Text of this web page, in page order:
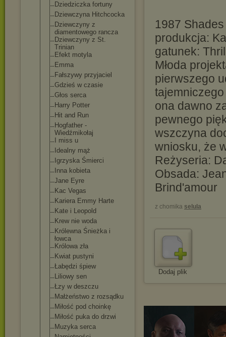
Dziedziczka fortuny
Dziewczyna Hitchcocka
Dziewczyny z
diamentowego rancza
Dziewczyny z St.
Trinian
Efekt motyla
Emma
Fałszywy przyjaciel
Gdzieś w czasie
Głos serca
Harry Potter
Hit and Run
Hogfather -
Wiedźmikołaj
I miss u
Idealny mąż
Igrzyska Śmierci
Inna kobieta
Jane Eyre
Kac Vegas
Kariera Emmy Harte
Kate i Leopold
Krew nie woda
Królewna Śnieżka i
łowca
Królowa zła
Kwiat pustyni
Łabędzi śpiew
Liliowy sen
Łzy w deszczu
Małżeństwo z rozsądku
Miłość pod choinkę
Miłość puka do drzwi
Muzyka serca
1987
produkcja:
gatunek:
Młoda
pierwszego
ona dawno
pewnego
wszczyna
wniosku, że
Reżyseria:
Obsada:
Brind'amour
z chomika selula
Dodaj plik